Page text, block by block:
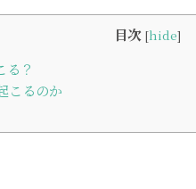
目次 [hide]
る？
こるのか